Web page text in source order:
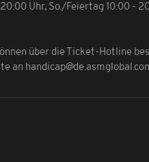
Uhr, So./Feiertag 10:00 -
über die Ticket-Hotline
an